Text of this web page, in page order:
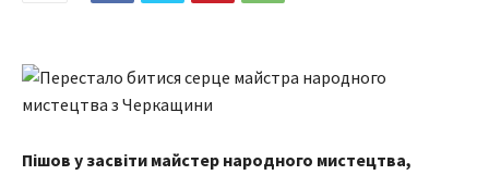
Пішов у засвіти майстер народного мистецтва,